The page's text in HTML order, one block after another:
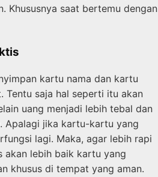
Khususnya saat bertemu dengan
kartu nama dan kartu
Tentu saja hal seperti itu akan
uang menjadi lebih tebal dan
Apalagi jika kartu-kartu yang
lagi. Maka, agar lebih rapi
akan lebih baik kartu yang
khusus di tempat yang aman.